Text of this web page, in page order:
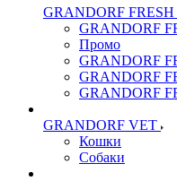
GRANDORF FRESH
GRANDORF
Промо
GRANDORF
GRANDORF
GRANDORF
GRANDORF VET
Кошки
Собаки